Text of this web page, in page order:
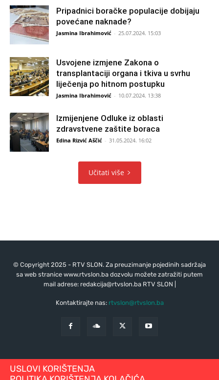
Pripadnici boračke populacije dobijaju
povećane naknade?
Jasmina Ibrahimović - 25.07.2024. 15:03
Usvojene izmjene Zakona o
transplantaciji organa i tkiva u svrhu
liječenja po hitnom postupku
Jasmina Ibrahimović - 10.07.2024. 13:38
Izmijenjene Odluke iz oblasti
zdravstvene zaštite boraca
Edina Rizvić Aščić - 31.05.2024. 16:02
Učitati više
© Copyright 2025 - RTV SLON. Za preuzimanje pojedinih sadržaja
sa web stranice www.rtvslon.ba dozvolu možete zatražiti putem
mail adrese: redakcija@rtvslon.baRTV SLON |
Kontaktirajte nas: rtvslon@rtvslon.ba
USLOVI KORIŠTENJA